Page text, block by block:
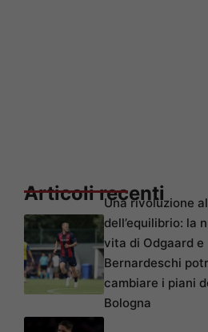
Articoli recenti
Una rivoluzione
dell’equilibrio: la
vita di Odgaard e
Bernardeschi
cambiare i piani
Bologna